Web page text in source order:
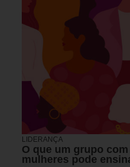
LIDERANÇA
O que um grupo
mulheres pode